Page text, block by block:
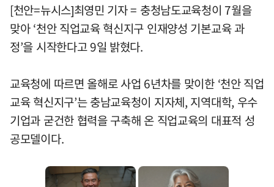
[천안=뉴시스]최영민 기자 = 충청남도교육청이 7월을
맞아 ‘천안 직업교육 혁신지구 인재양성 기본교육 과
정’을 시작한다고 9일 밝혔다.
교육청에 따르면 올해로 사업 6년차를 맞이한 ‘천안 직업
교육 혁신지구’는 충남교육청이 지자체, 지역대학, 우수
기업과 굳건한 협력을 구축해 온 직업교육의 대표적 성
공모델이다.